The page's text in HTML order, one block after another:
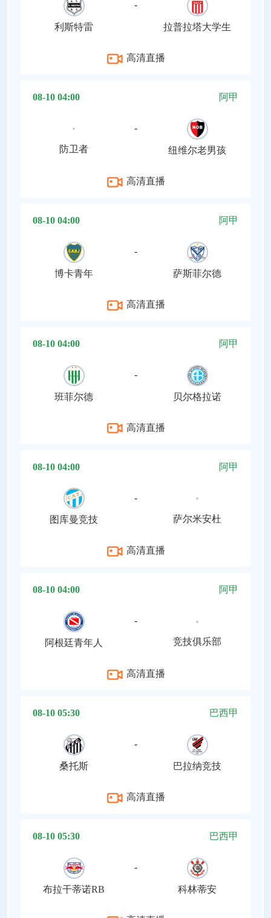
利斯特雷
-
拉普拉塔大学生
高清直播
08-10 04:00 阿甲
防卫者
-
纽维尔老男孩
高清直播
08-10 04:00 阿甲
博卡青年
-
萨斯菲尔德
高清直播
08-10 04:00 阿甲
班菲尔德
-
贝尔格拉诺
高清直播
08-10 04:00 阿甲
图库曼竞技
-
萨尔米安杜
高清直播
08-10 04:00 阿甲
阿根廷青年人
-
竞技俱乐部
高清直播
08-10 05:30 巴西甲
桑托斯
-
巴拉纳竞技
高清直播
08-10 05:30 巴西甲
布拉干蒂诺RB
-
科林蒂安